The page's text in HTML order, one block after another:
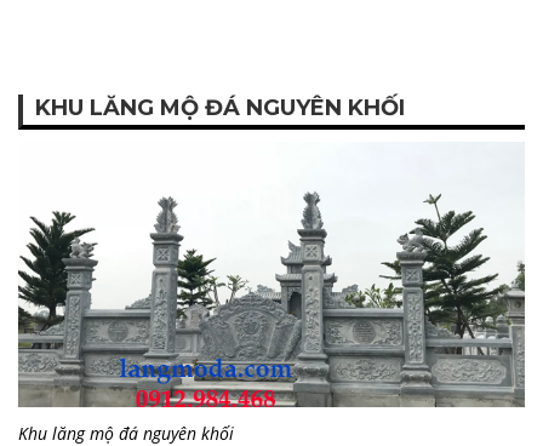
KHU LĂNG MỘ ĐÁ NGUYÊN KHỐI
Khu lăng mộ đá nguyên khối